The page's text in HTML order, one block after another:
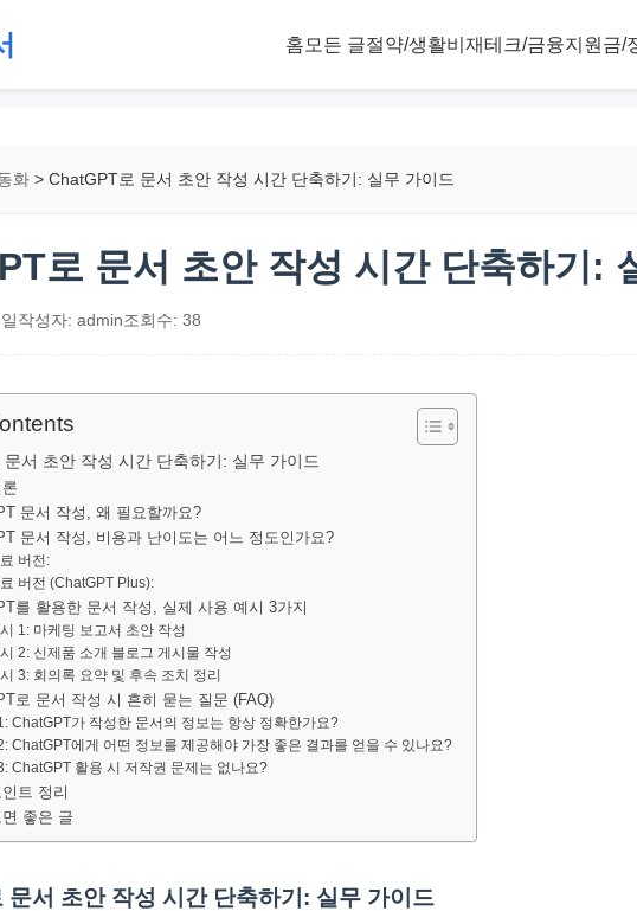
홈 모든 글절약/생활비 재테크/금융지원금/
화 > ChatGPT로 문서 초안 작성 시간 단축하기: 실무 가이드
로 문서 초안 작성 시간 단축하기:
작성자: admin조회수: 38
서 초안 작성 시간 단축하기: 실무 가이드
문서 작성, 왜 필요할까요?
문서 작성, 비용과 난이도는 어느 정도인가요?
버전:
버전 (ChatGPT Plus):
를 활용한 문서 작성, 실제 사용 예시 3가지
1: 마케팅 보고서 초안 작성
2: 신제품 소개 블로그 게시물 작성
3: 회의록 요약 및 후속 조치 정리
로 문서 작성 시 흔히 묻는 질문 (FAQ)
ChatGPT가 작성한 문서의 정보는 항상 정확한가요?
ChatGPT에게 어떤 정보를 제공해야 가장 좋은 결과를 얻을 수 있나요?
ChatGPT 활용 시 저작권 문제는 없나요?
트 정리
좋은 글
서 초안 작성 시간 단축하기: 실무 가이드